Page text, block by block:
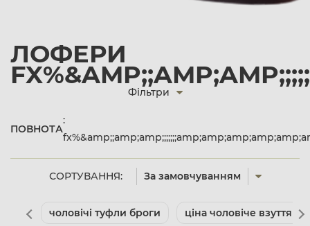
ЛОФЕРИ
СОРТУВАННЯ: За замовчуванням
Фільтри
ПОВНОТА
:
чоловічі туфли броги ціна чоловіче взуття